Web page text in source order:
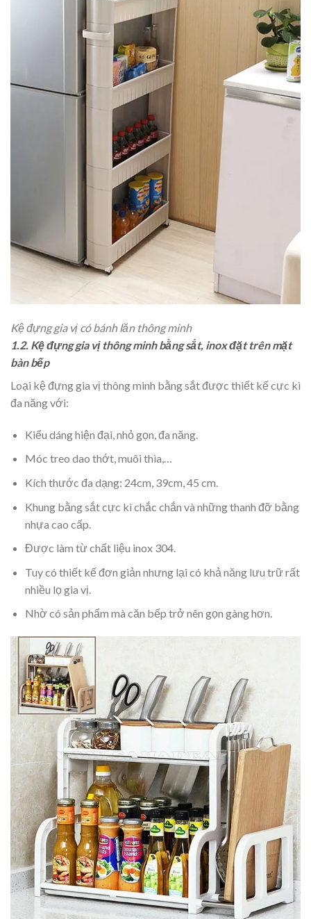
Kệ đựng gia vị có bánh lăn thông minh
1.2. Kệ đựng gia vị thông minh bằng sắt, inox đặt trên mặt
bàn bếp
Loại kệ đựng gia vị thông minh bằng sắt được thiết kế cực kì
đa năng với:
Kiểu dáng hiện đại, nhỏ gọn, đa năng.
Móc treo dao thớt, muôi thìa,…
Kích thước đa dạng: 24cm, 39cm, 45 cm.
Khung bằng sắt cực kì chắc chắn và những thanh đỡ bằng
nhựa cao cấp.
Được làm từ chất liệu inox 304.
Tuy có thiết kế đơn giản nhưng lại có khả năng lưu trữ rất
nhiều lọ gia vị.
Nhờ có sản phẩm mà căn bếp trở nên gọn gàng hơn.